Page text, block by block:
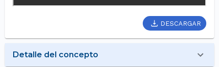
DESCARGAR
Detalle del concepto